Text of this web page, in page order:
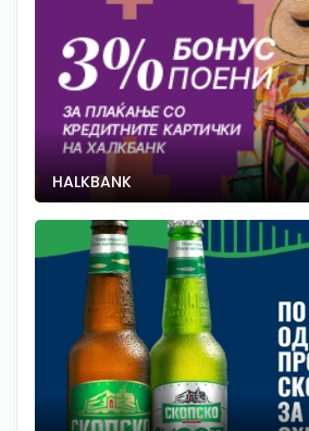
HALKBANK